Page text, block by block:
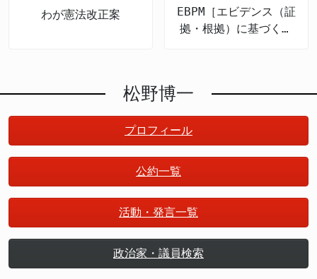
わが憲法改正案
EBPM［エビデンス（証
拠・根拠）に基づく政
松野博一
プロフィール
公約一覧
活動・発言一覧
政治家・議員検索